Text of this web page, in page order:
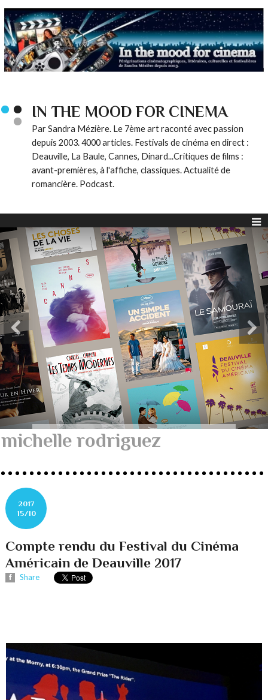
IN THE MOOD FOR CINEMA
Par Sandra Mézière. Le 7ème art raconté avec passion
depuis 2003. 4000 articles. Festivals de cinéma en direct :
Deauville, La Baule, Cannes, Dinard...Critiques de films :
avant-premières, à l'affiche, classiques. Actualité de
romancière. Podcast.
michelle rodriguez
2017
15/10
Compte rendu du Festival du Cinéma
Américain de Deauville 2017
Share